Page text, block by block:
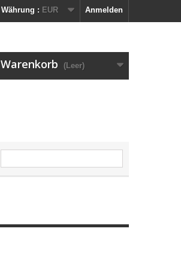
Anmelden
Währung : EUR
Warenkorb (Leer)